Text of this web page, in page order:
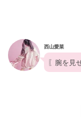
西山愛菜
〖腕を見